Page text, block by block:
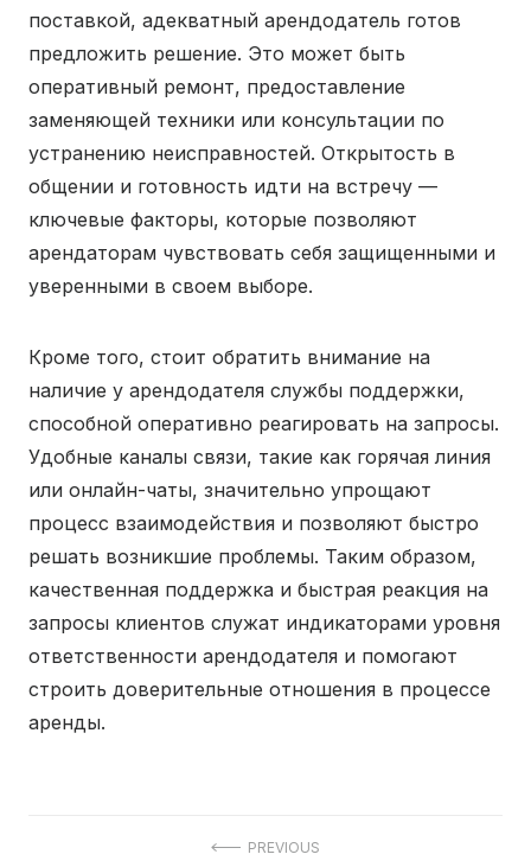
поставкой, адекватный арендодатель готов
предложить решение. Это может быть
оперативный ремонт, предоставление
заменяющей техники или консультации по
устранению неисправностей. Открытость в
общении и готовность идти на встречу —
ключевые факторы, которые позволяют
арендаторам чувствовать себя защищенными и
уверенными в своем выборе.
Кроме того, стоит обратить внимание на
наличие у арендодателя службы поддержки,
способной оперативно реагировать на запросы.
Удобные каналы связи, такие как горячая линия
или онлайн-чаты, значительно упрощают
процесс взаимодействия и позволяют быстро
решать возникшие проблемы. Таким образом,
качественная поддержка и быстрая реакция на
запросы клиентов служат индикаторами уровня
ответственности арендодателя и помогают
строить доверительные отношения в процессе
аренды.
PREVIOUS